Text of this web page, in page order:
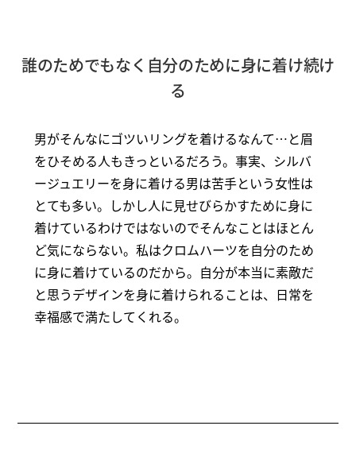
誰のためでもなく自分のために身に着け続け
る
男がそんなにゴツいリングを着けるなんて…と眉
をひそめる人もきっといるだろう。事実、シルバ
ージュエリーを身に着ける男は苦手という女性は
とても多い。しかし人に見せびらかすために身に
着けているわけではないのでそんなことはほとん
ど気にならない。私はクロムハーツを自分のため
に身に着けているのだから。自分が本当に素敵だ
と思うデザインを身に着けられることは、日常を
幸福感で満たしてくれる。